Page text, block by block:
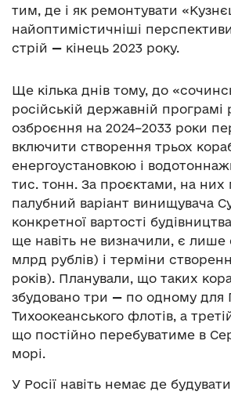
тим, де і як ремонтувати
найоптимістичніші
стрій — кінець 2023 року.
Ще кілька днів тому, до
російській державній програмі
озброєння на 2024–2033 роки
включити створення трьох
енергоустановкою і
тис. тонн. За проєктами, на них
палубний варіант винищувача
конкретної вартості
ще навіть не визначили, є лише
млрд рублів) і терміни
років). Планували, що таких
збудовано три — по одному для
Тихоокеанського флотів, а
що постійно перебуватиме в
морі.
У Росії навіть немає де будувати